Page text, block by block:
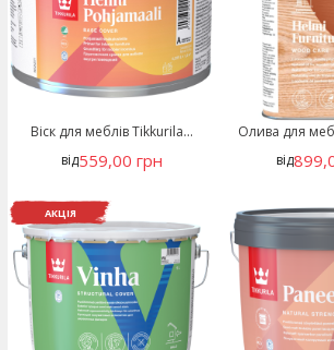
Віск для меблів Tikkurila...
від559,00 грн
Олива для
від
АКЦІЯ